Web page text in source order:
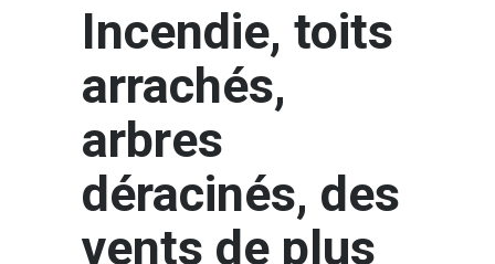
Incendie, toits
arrachés,
arbres
déracinés, des
vents de plus